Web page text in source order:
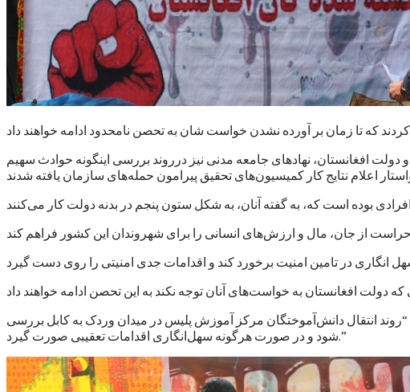
کردند که تا زمان بر آورده نشدن خواست شان به تحصن نامحدود ادامه خواهند داد
افغانستان، نهادهای جامعه مدنی نیز درروند بررسی اینگونه حوادث سهیم
انتقال دانش‌آموختگان مرکز آموزش پلیس در میدان وردک به کابل بررسی
شود و در صورت هرگونه سهل‌انگاری اقدامات تعقیبی صورت گیرد.”